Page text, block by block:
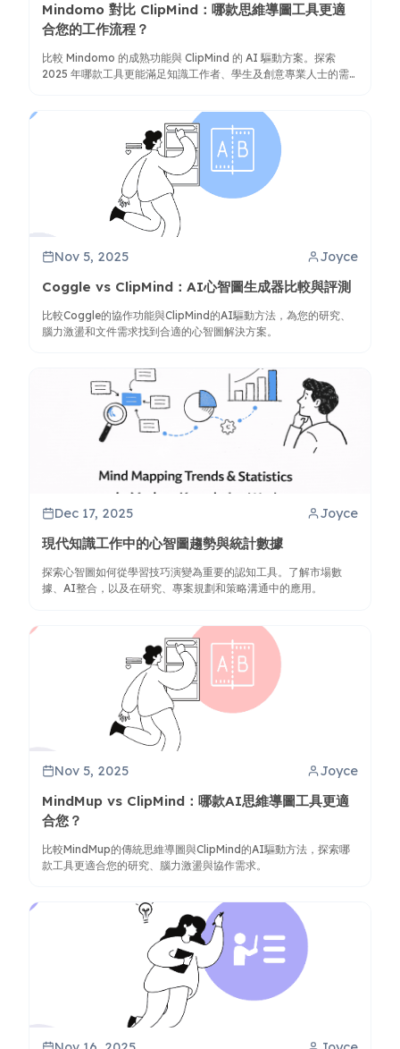
Mindomo 對比 ClipMind：哪款思維導圖工具更適
合您的工作流程？
比較 Mindomo 的成熟功能與 ClipMind 的 AI 驅動方案。探索
2025 年哪款工具更能滿足知識工作者、學生及創意專業人士的需
Nov 5, 2025 Joyce
Coggle vs ClipMind：AI心智圖生成器比較與評測
比較Coggle的協作功能與ClipMind的AI驅動方法，為您的研究、
腦力激盪和文件需求找到合適的心智圖解決方案。
Dec 17, 2025 Joyce
現代知識工作中的心智圖趨勢與統計數據
探索心智圖如何從學習技巧演變為重要的認知工具。了解市場數
據、AI整合，以及在研究、專案規劃和策略溝通中的應用。
Nov 5, 2025 Joyce
MindMup vs ClipMind：哪款AI思維導圖工具更適
合您？
比較MindMup的傳統思維導圖與ClipMind的AI驅動方法，探索哪
款工具更適合您的研究、腦力激盪與協作需求。